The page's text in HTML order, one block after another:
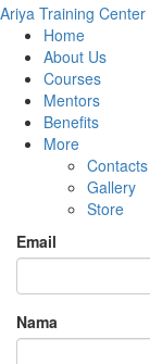
Ariya Training Center
Home
About Us
Courses
Mentors
Benefits
More
Contacts
Gallery
Store
Email
Nama